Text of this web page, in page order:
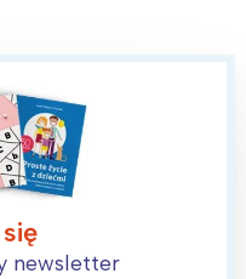
newsletter